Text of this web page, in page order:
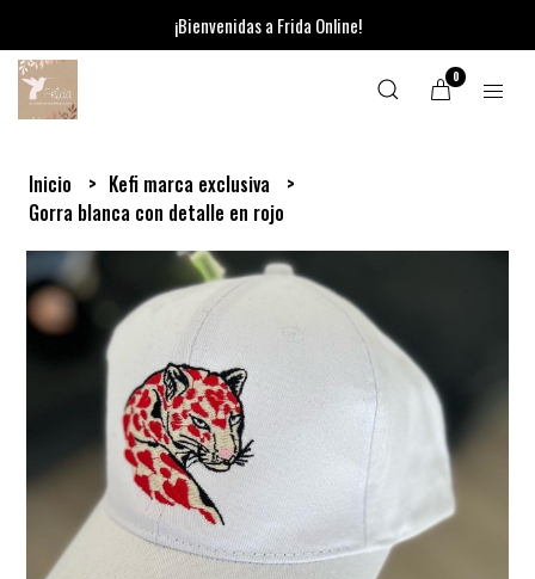
¡Bienvenidas a Frida Online!
0
Inicio
Kefi marca exclusiva
Gorra blanca con detalle en rojo